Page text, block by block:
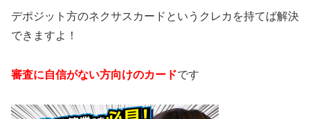
デポジット方のネクサスカードというクレカを持てば解決
できますよ！
審査に自信がない方向けのカードです